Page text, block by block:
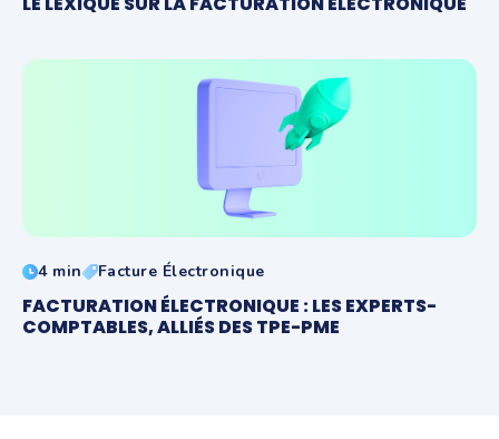
4 min Facture Électronique
FACTURATION ÉLECTRONIQUE : LES EXPERTS-
COMPTABLES, ALLIÉS DES TPE-PME